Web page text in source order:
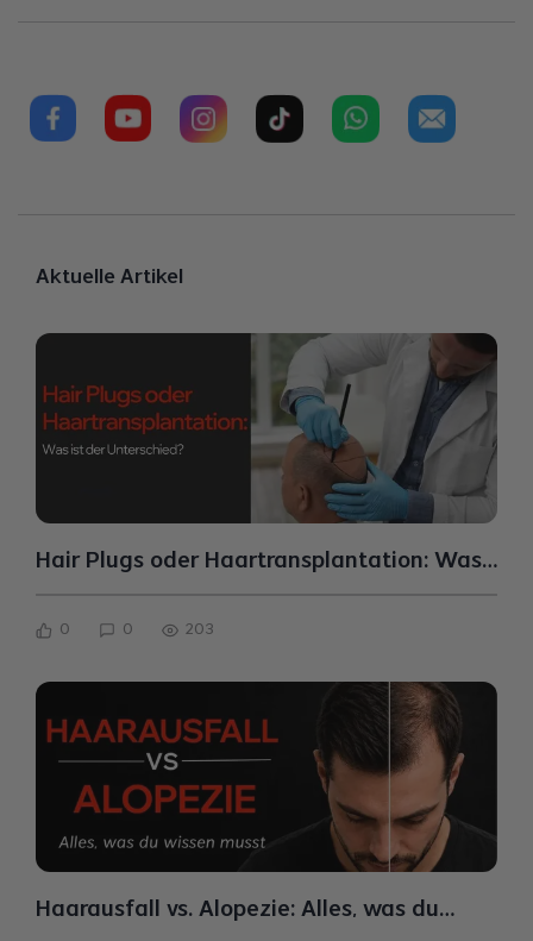
Aktuelle Artikel
Hair Plugs oder Haartransplantation: Was
0 0 203
Haarausfall vs. Alopezie: Alles, was du